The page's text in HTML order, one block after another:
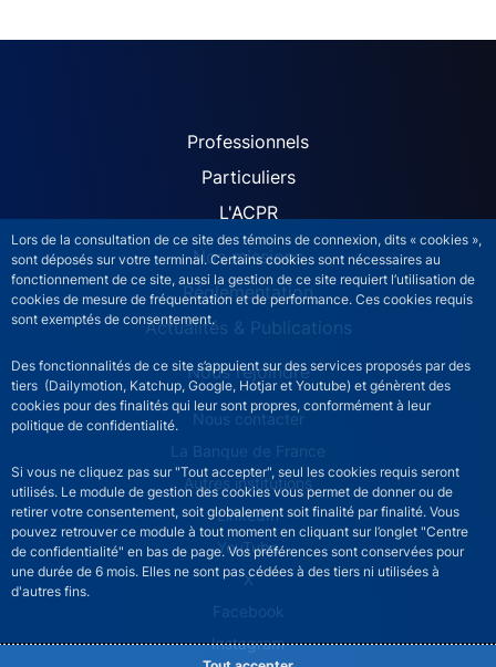
Lors de la consultation de ce site des témoins de connexion, dits « cookies »,
sont déposés sur votre terminal. Certains cookies sont nécessaires au
fonctionnement de ce site, aussi la gestion de ce site requiert l’utilisation de
cookies de mesure de fréquentation et de performance. Ces cookies requis
sont exemptés de consentement.
Des fonctionnalités de ce site s’appuient sur des services proposés par des
tiers (Dailymotion, Katchup, Google, Hotjar et Youtube) et génèrent des
cookies pour des finalités qui leur sont propres, conformément à leur
politique de confidentialité.
Si vous ne cliquez pas sur "Tout accepter", seul les cookies requis seront
utilisés. Le module de gestion des cookies vous permet de donner ou de
retirer votre consentement, soit globalement soit finalité par finalité. Vous
pouvez retrouver ce module à tout moment en cliquant sur l’onglet "Centre
de confidentialité" en bas de page. Vos préférences sont conservées pour
une durée de 6 mois. Elles ne sont pas cédées à des tiers ni utilisées à
d'autres fins.
ACPR site navigation
Professionnels
Particuliers
L'ACPR
Nos missions
Réglementation
Actualités & Publications
Nous rejoindre
ACPR footer secondary menu (French)
Nous contacter
La Banque de France
Autres institutions
LinkedIn
YouTube
X
Facebook
Instagram